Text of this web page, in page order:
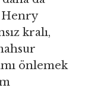
Henry
kralı,
önlemek